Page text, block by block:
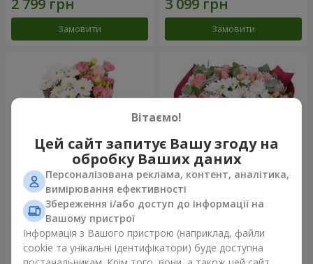
Замовити Замовити
Букет "Юмокі"
1 175 грн
Букет "Чарівність ніжності"
3 324 грн
Вітаємо!
Цей сайт запитує Вашу згоду на
обробку Ваших даних
Персоналізована реклама, контент, аналітика,
вимірювання ефективності
Збереження і/або доступ до інформації на
Вашому пристрої
Інформація з Вашого пристрою (наприклад, файли
cookie та унікальні ідентифікатори) буде доступна